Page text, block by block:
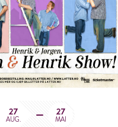
27
AUG.
27
MAI